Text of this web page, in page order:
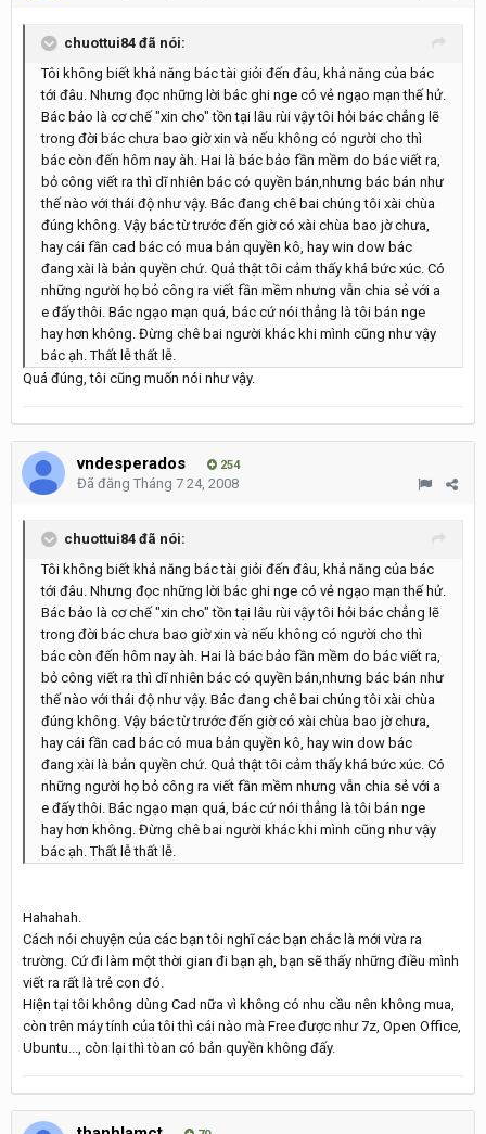
chuottui84 đã nói:
Tôi không biết khả năng bác tài giỏi đến đâu, khả năng của bác
tới đâu. Nhưng đọc những lời bác ghi nge có vẻ ngạo mạn thế hử.
Bác bảo là cơ chế "xin cho" tồn tại lâu rùi vậy tôi hỏi bác chẳng lẽ
trong đời bác chưa bao giờ xin và nếu không có người cho thì
bác còn đến hôm nay àh. Hai là bác bảo fần mềm do bác viết ra,
bỏ công viết ra thì dĩ nhiên bác có quyền bán,nhưng bác bán như
thế nào với thái độ như vậy. Bác đang chê bai chúng tôi xài chùa
đúng không. Vậy bác từ trước đến giờ có xài chùa bao jờ chưa,
hay cái fần cad bác có mua bản quyền kô, hay win dow bác
đang xài là bản quyền chứ. Quả thật tôi cảm thấy khá bức xúc. Có
những người họ bỏ công ra viết fần mềm nhưng vẫn chia sẻ với a
e đấy thôi. Bác ngạo mạn quá, bác cứ nói thẳng là tôi bán nge
hay hơn không. Đừng chê bai người khác khi mình cũng như vậy
bác ạh. Thất lễ thất lễ.
Quá đúng, tôi cũng muốn nói như vậy.
vndesperados 254
Đã đăng Tháng 7 24, 2008
chuottui84 đã nói:
Tôi không biết khả năng bác tài giỏi đến đâu, khả năng của bác
tới đâu. Nhưng đọc những lời bác ghi nge có vẻ ngạo mạn thế hử.
Bác bảo là cơ chế "xin cho" tồn tại lâu rùi vậy tôi hỏi bác chẳng lẽ
trong đời bác chưa bao giờ xin và nếu không có người cho thì
bác còn đến hôm nay àh. Hai là bác bảo fần mềm do bác viết ra,
bỏ công viết ra thì dĩ nhiên bác có quyền bán,nhưng bác bán như
thế nào với thái độ như vậy. Bác đang chê bai chúng tôi xài chùa
đúng không. Vậy bác từ trước đến giờ có xài chùa bao jờ chưa,
hay cái fần cad bác có mua bản quyền kô, hay win dow bác
đang xài là bản quyền chứ. Quả thật tôi cảm thấy khá bức xúc. Có
những người họ bỏ công ra viết fần mềm nhưng vẫn chia sẻ với a
e đấy thôi. Bác ngạo mạn quá, bác cứ nói thẳng là tôi bán nge
hay hơn không. Đừng chê bai người khác khi mình cũng như vậy
bác ạh. Thất lễ thất lễ.
Hahahah.
Cách nói chuyện của các bạn tôi nghĩ các bạn chắc là mới vừa ra
trường. Cứ đi làm một thời gian đi bạn ạh, bạn sẽ thấy những điều mình
viết ra rất là trẻ con đó.
Hiện tại tôi không dùng Cad nữa vì không có nhu cầu nên không mua,
còn trên máy tính của tôi thì cái nào mà Free được như 7z, Open Office,
Ubuntu..., còn lại thì tòan có bản quyền không đấy.